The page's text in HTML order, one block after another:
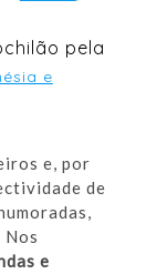
pela
e
e, por
de
Nos
e